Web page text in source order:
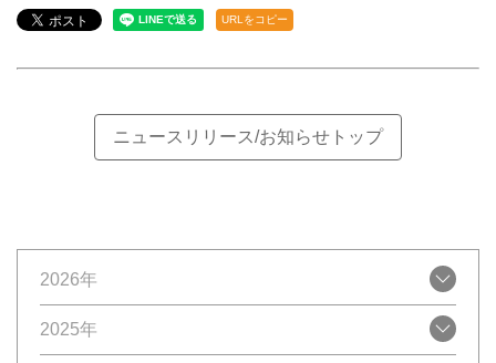
URLをコピー
ニュースリリース/お知らせトップ
2026年
2025年